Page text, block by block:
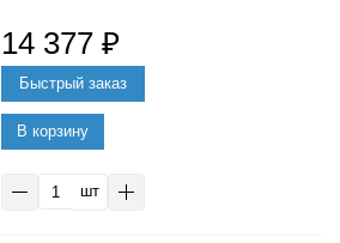
14 377 ₽
В корзину
шт